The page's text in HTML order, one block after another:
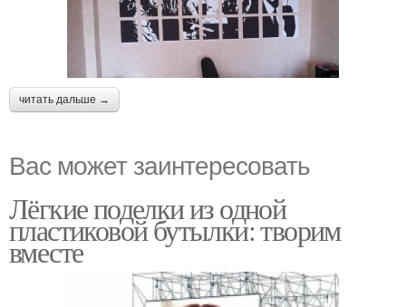
читать дальше →
Вас может заинтересовать
Лёгкие поделки из одной
пластиковой бутылки: творим
вместе